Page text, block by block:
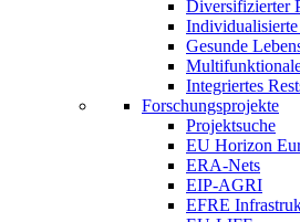
Diversifizierter
Gesunde
Integriertes
Forschungsprojekte
Projektsuche
EU Horizon
ERA-Nets
EIP-AGRI
EFRE